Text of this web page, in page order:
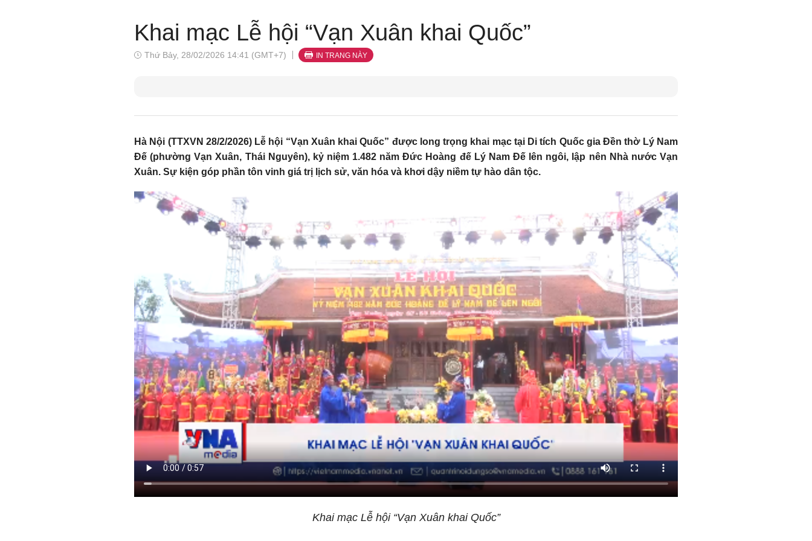
Khai mạc Lễ hội “Vạn Xuân khai Quốc”
Thứ Bảy, 28/02/2026 14:41 (GMT+7) IN TRANG NÀY
Hà Nội (TTXVN 28/2/2026) Lễ hội “Vạn Xuân khai Quốc” được long trọng khai mạc tại Di tích Quốc gia Đền thờ Lý Nam
Đế (phường Vạn Xuân, Thái Nguyên), kỷ niệm 1.482 năm Đức Hoàng đế Lý Nam Đế lên ngôi, lập nên Nhà nước Vạn
Xuân. Sự kiện góp phần tôn vinh giá trị lịch sử, văn hóa và khơi dậy niềm tự hào dân tộc.
Khai mạc Lễ hội “Vạn Xuân khai Quốc”